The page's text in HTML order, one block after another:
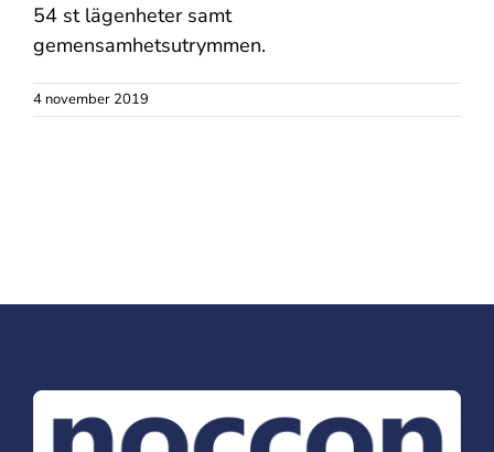
54 st lägenheter samt
gemensamhetsutrymmen.
4 november 2019